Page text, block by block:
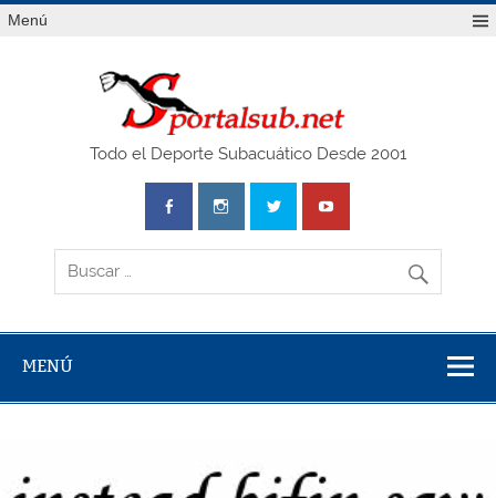
Saltar
alMenú
Todo el Deporte Subacuático Desde 2001
MENÚ